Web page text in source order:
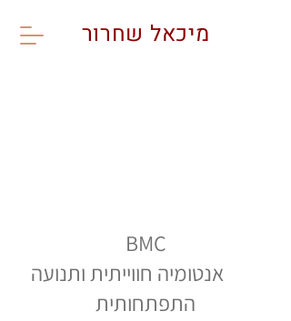
מיכאל שחרור
BMC
אנטומיה חווייתית ותנועה
התפתחותית